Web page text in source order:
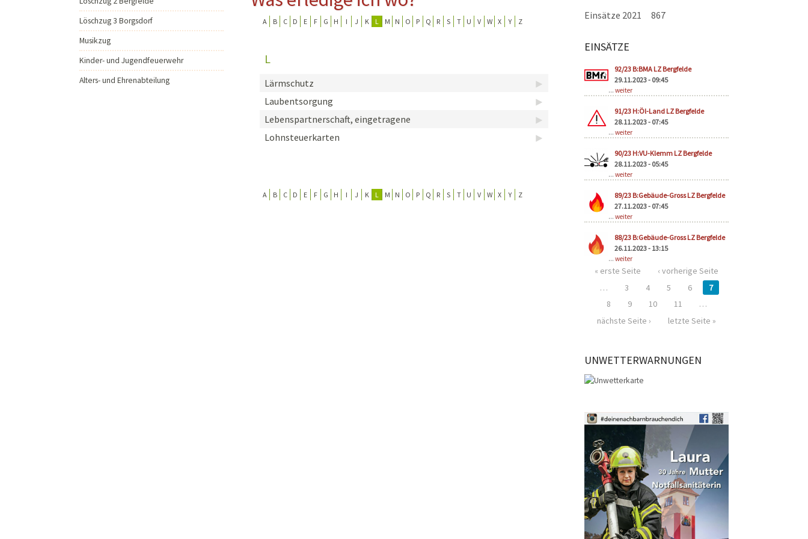
Musikzug
Kinder- und Jugendfeuerwehr
Alters- und Ehrenabteilung
Löschzug 3 Borgsdorf
Musikzug
Kinder- und Jugendfeuerwehr
Alters- und Ehrenabteilung
A B C D E F G H I J K L M N O P Q R S T U V W X Y Z
L
Lärmschutz
Laubentsorgung
Lebenspartnerschaft, eingetragene
Lohnsteuerkarten
A B C D E F G H I J K L M N O P Q R S T U V W X Y Z
Einsätze 2021 867
EINSÄTZE
92/23 B:BMA LZ Bergfelde
29.11.2023 - 09:45
... weiter
91/23 H:Öl-Land LZ Bergfelde
28.11.2023 - 07:45
... weiter
90/23 H:VU-Klemm LZ Bergfelde
28.11.2023 - 05:45
... weiter
89/23 B:Gebäude-Gross LZ Bergfelde
27.11.2023 - 07:45
... weiter
88/23 B:Gebäude-Gross LZ Bergfelde
26.11.2023 - 13:15
... weiter
Seiten
« erste Seite
‹ vorherige Seite
…
3 4 5 6
7
8
9 10 11
…
nächste Seite ›
letzte Seite »
UNWETTERWARNUNGEN